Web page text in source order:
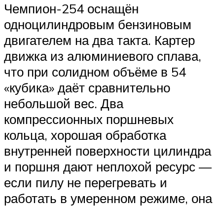
Чемпион-254 оснащён
одноцилиндровым бензиновым
двигателем на два такта. Картер
движка из алюминиевого сплава,
что при солидном объёме в 54
«кубика» даёт сравнительно
небольшой вес. Два
компрессионных поршневых
кольца, хорошая обработка
внутренней поверхности цилиндра
и поршня дают неплохой ресурс —
если пилу не перегревать и
работать в умеренном режиме, она